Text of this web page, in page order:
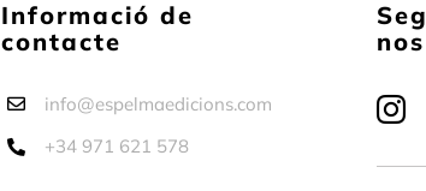
Informació de
contacte
info@espelmaedicions.com
+34 971 621 578
nos